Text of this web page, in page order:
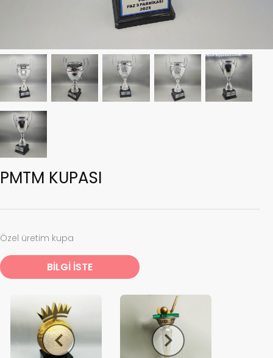
PMTM KUPASI
Özel üretim kupa
BİLGİ İSTE